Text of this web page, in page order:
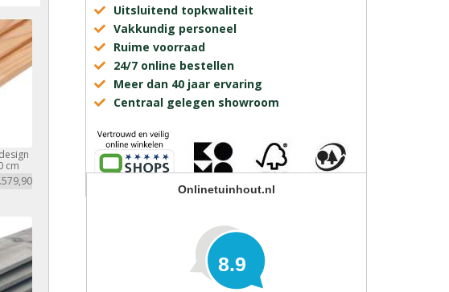
cm
Uitsluitend topkwaliteit
Vakkundig personeel
Ruime voorraad
24/7 online bestellen
Meer dan 40 jaar ervaring
Centraal gelegen showroom
Onlinetuinhout.nl
8.9